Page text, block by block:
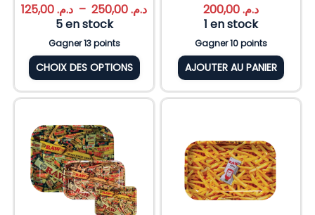
د.م. – د.م.
5 en stock
Gagner 13 points
CHOIX DES OPTIONS
د.م.
1 en stock
Gagner 10 points
AJOUTER AU PANIER